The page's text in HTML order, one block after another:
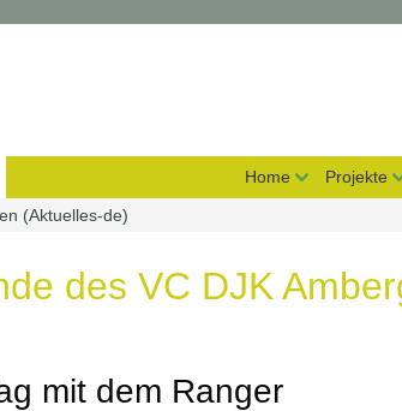
Home Projekte
(Aktuelles-de)
des VC DJK
mit dem Ranger